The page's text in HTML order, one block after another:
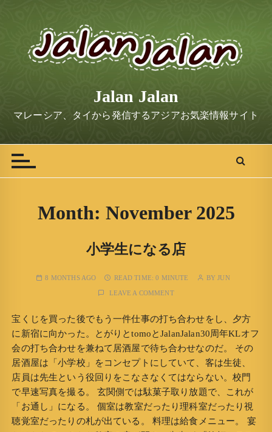
t
Jalan Jalan
マレーシア、タイから発信するアジアお気楽情報サイト
Month: November 2025
小学生になる店
8 MONTHS AGO READ TIME:0 MINUTE BYJUN
LEAVE A COMMENT
宝くじを買った後でもう一件仕事の打ち合わせをし、夕方
に新宿に向かった。とがりとtomoとJalanJalan30周年KLオフ
会の打ち合わせを兼ねて居酒屋で待ち合わせなのだ。 その
居酒屋は「小学校」をコンセプトにしていて、客は生徒、
店員は先生という役回りをこなさなくてはならない。校門
で早速写真を撮る。 玄関側では駄菓子取り放題で、これが
「お通し」になる。 個室は教室だったり理科室だったり視
聴覚室だったりの札が出ている。 料理は給食メニュー。 宴